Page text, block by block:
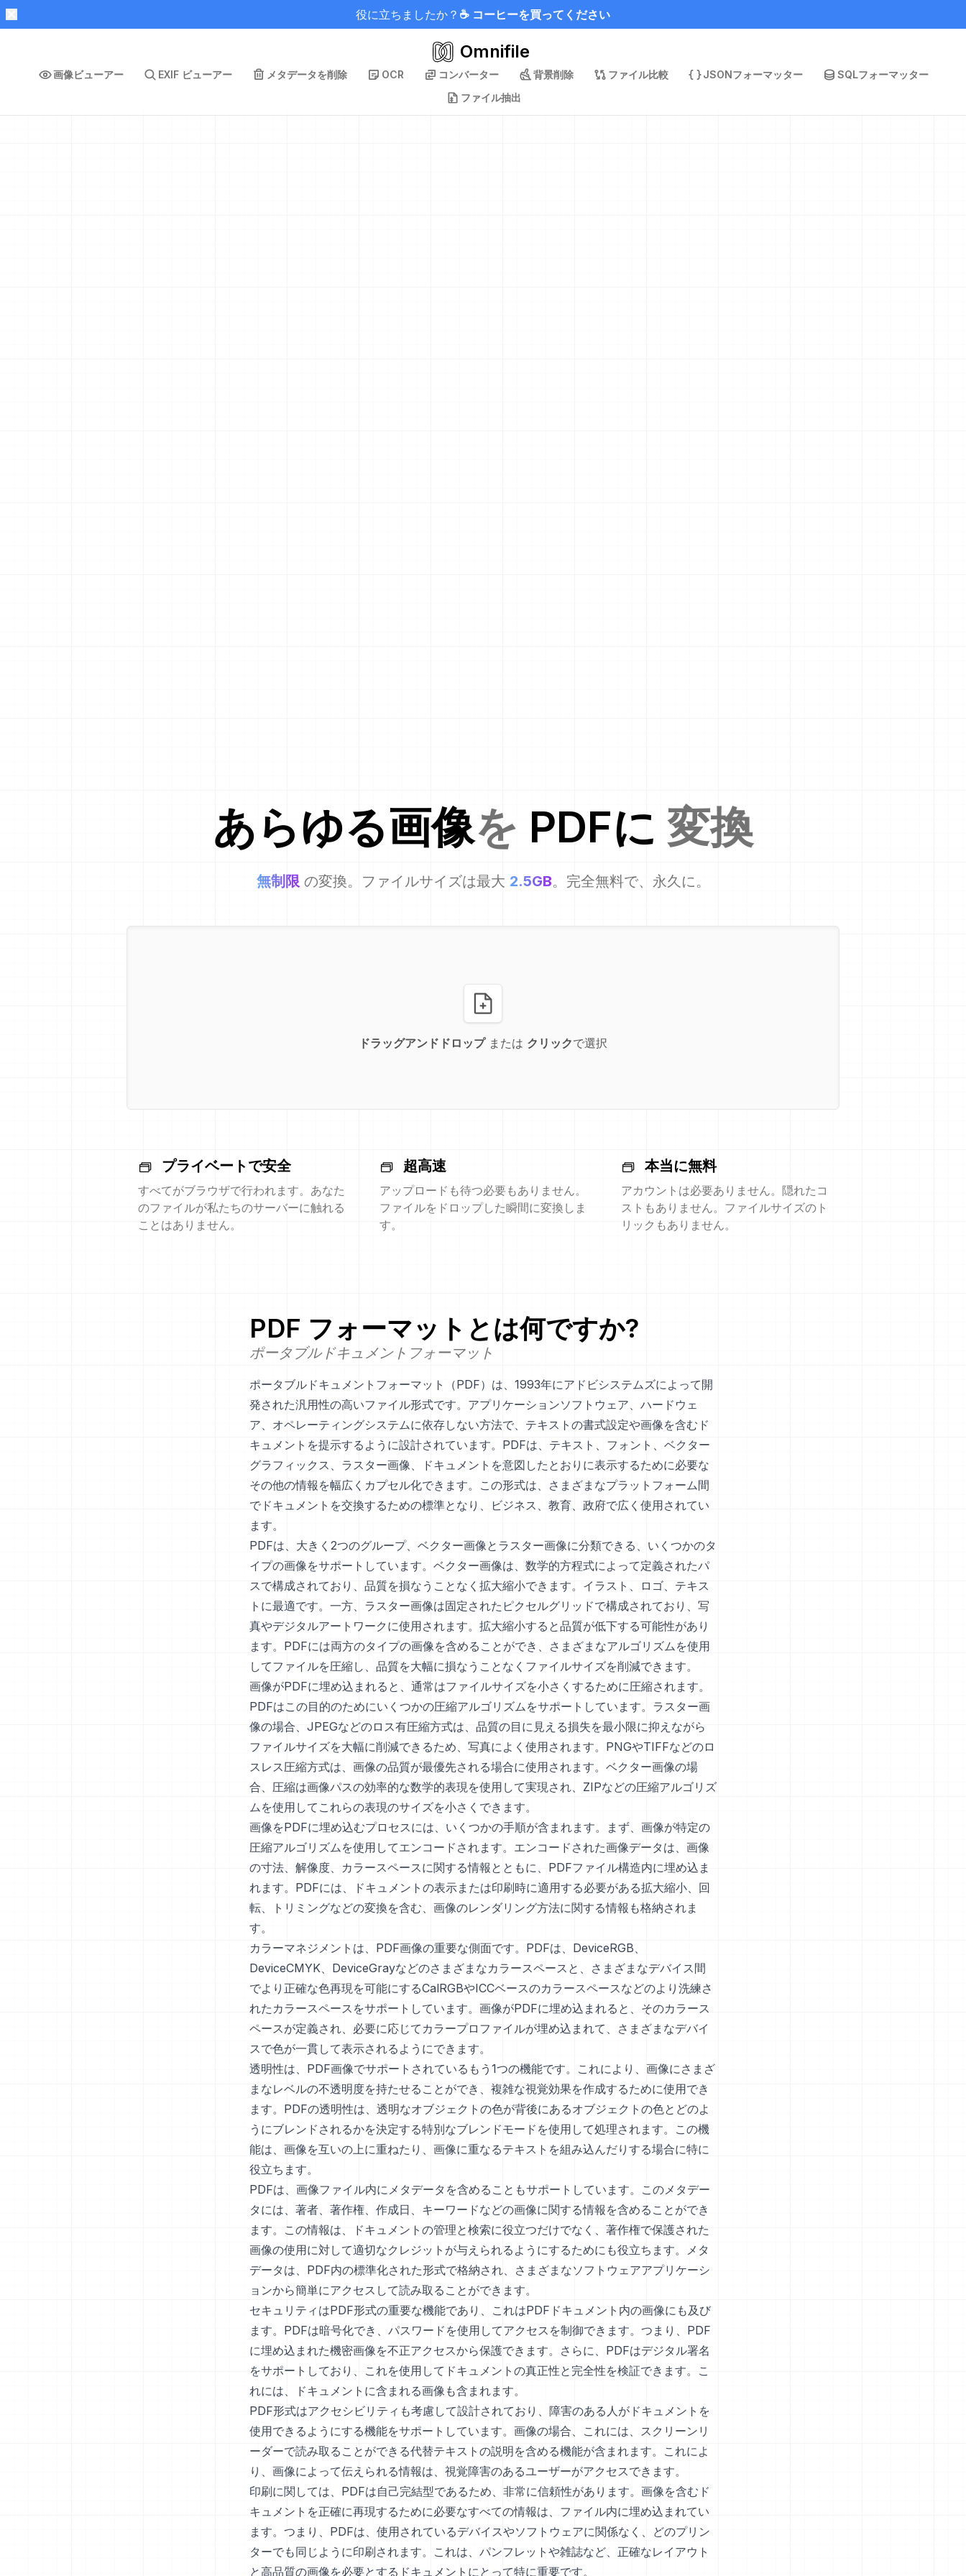
役に立ちましたか？ ☕ コーヒーを買ってください
Omnifile
画像ビューアー EXIF ビューアー メタデータを削除 OCR コンバーター 背景削除 ファイル比較 JSONフォーマッター
SQLフォーマッター
ファイル抽出
あらゆる画像を PDFに 変換
無制限 の変換。ファイルサイズは最大 2.5GB。完全無料で、永久に。
ドラッグアンドドロップ または クリックで選択
プライベートで安全
すべてがブラウザで行われます。あなた
のファイルが私たちのサーバーに触れる
ことはありません。
超高速
アップロードも待つ必要もありません。
ファイルをドロップした瞬間に変換しま
す。
本当に無料
アカウントは必要ありません。隠れたコ
ストもありません。ファイルサイズのト
リックもありません。
PDF フォーマットとは何ですか?
ポータブルドキュメントフォーマット
ポータブルドキュメントフォーマット（PDF）は、1993年にアドビシステムズによって開
発された汎用性の高いファイル形式です。アプリケーションソフトウェア、ハードウェ
ア、オペレーティングシステムに依存しない方法で、テキストの書式設定や画像を含むド
キュメントを提示するように設計されています。PDFは、テキスト、フォント、ベクター
グラフィックス、ラスター画像、ドキュメントを意図したとおりに表示するために必要な
その他の情報を幅広くカプセル化できます。この形式は、さまざまなプラットフォーム間
でドキュメントを交換するための標準となり、ビジネス、教育、政府で広く使用されてい
ます。
PDFは、大きく2つのグループ、ベクター画像とラスター画像に分類できる、いくつかのタ
イプの画像をサポートしています。ベクター画像は、数学的方程式によって定義されたパ
スで構成されており、品質を損なうことなく拡大縮小できます。イラスト、ロゴ、テキス
トに最適です。一方、ラスター画像は固定されたピクセルグリッドで構成されており、写
真やデジタルアートワークに使用されます。拡大縮小すると品質が低下する可能性があり
ます。PDFには両方のタイプの画像を含めることができ、さまざまなアルゴリズムを使用
してファイルを圧縮し、品質を大幅に損なうことなくファイルサイズを削減できます。
画像がPDFに埋め込まれると、通常はファイルサイズを小さくするために圧縮されます。
PDFはこの目的のためにいくつかの圧縮アルゴリズムをサポートしています。ラスター画
像の場合、JPEGなどのロス有圧縮方式は、品質の目に見える損失を最小限に抑えながら
ファイルサイズを大幅に削減できるため、写真によく使用されます。PNGやTIFFなどのロ
スレス圧縮方式は、画像の品質が最優先される場合に使用されます。ベクター画像の場
合、圧縮は画像パスの効率的な数学的表現を使用して実現され、ZIPなどの圧縮アルゴリズ
ムを使用してこれらの表現のサイズを小さくできます。
画像をPDFに埋め込むプロセスには、いくつかの手順が含まれます。まず、画像が特定の
圧縮アルゴリズムを使用してエンコードされます。エンコードされた画像データは、画像
の寸法、解像度、カラースペースに関する情報とともに、PDFファイル構造内に埋め込ま
れます。PDFには、ドキュメントの表示または印刷時に適用する必要がある拡大縮小、回
転、トリミングなどの変換を含む、画像のレンダリング方法に関する情報も格納されま
す。
カラーマネジメントは、PDF画像の重要な側面です。PDFは、DeviceRGB、
DeviceCMYK、DeviceGrayなどのさまざまなカラースペースと、さまざまなデバイス間
でより正確な色再現を可能にするCalRGBやICCベースのカラースペースなどのより洗練さ
れたカラースペースをサポートしています。画像がPDFに埋め込まれると、そのカラース
ペースが定義され、必要に応じてカラープロファイルが埋め込まれて、さまざまなデバイ
スで色が一貫して表示されるようにできます。
透明性は、PDF画像でサポートされているもう1つの機能です。これにより、画像にさまざ
まなレベルの不透明度を持たせることができ、複雑な視覚効果を作成するために使用でき
ます。PDFの透明性は、透明なオブジェクトの色が背後にあるオブジェクトの色とどのよ
うにブレンドされるかを決定する特別なブレンドモードを使用して処理されます。この機
能は、画像を互いの上に重ねたり、画像に重なるテキストを組み込んだりする場合に特に
役立ちます。
PDFは、画像ファイル内にメタデータを含めることもサポートしています。このメタデー
タには、著者、著作権、作成日、キーワードなどの画像に関する情報を含めることができ
ます。この情報は、ドキュメントの管理と検索に役立つだけでなく、著作権で保護された
画像の使用に対して適切なクレジットが与えられるようにするためにも役立ちます。メタ
データは、PDF内の標準化された形式で格納され、さまざまなソフトウェアアプリケーシ
ョンから簡単にアクセスして読み取ることができます。
セキュリティはPDF形式の重要な機能であり、これはPDFドキュメント内の画像にも及び
ます。PDFは暗号化でき、パスワードを使用してアクセスを制御できます。つまり、PDF
に埋め込まれた機密画像を不正アクセスから保護できます。さらに、PDFはデジタル署名
をサポートしており、これを使用してドキュメントの真正性と完全性を検証できます。こ
れには、ドキュメントに含まれる画像も含まれます。
PDF形式はアクセシビリティも考慮して設計されており、障害のある人がドキュメントを
使用できるようにする機能をサポートしています。画像の場合、これには、スクリーンリ
ーダーで読み取ることができる代替テキストの説明を含める機能が含まれます。これによ
り、画像によって伝えられる情報は、視覚障害のあるユーザーがアクセスできます。
印刷に関しては、PDFは自己完結型であるため、非常に信頼性があります。画像を含むド
キュメントを正確に再現するために必要なすべての情報は、ファイル内に埋め込まれてい
ます。つまり、PDFは、使用されているデバイスやソフトウェアに関係なく、どのプリン
ターでも同じように印刷されます。これは、パンフレットや雑誌など、正確なレイアウト
と高品質の画像を必要とするドキュメントにとって特に重要です。